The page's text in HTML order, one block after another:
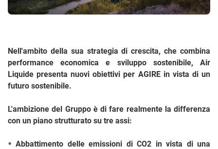
Nell'ambito della sua strategia di crescita, che combina
performance economica e sviluppo sostenibile, Air
Liquide presenta nuovi obiettivi per AGIRE in vista di un
futuro sostenibile.
L'ambizione del Gruppo è di fare realmente la differenza
con un piano strutturato su tre assi:
Abbattimento delle emissioni di CO2 in vista di una